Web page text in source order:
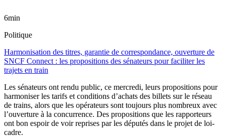
6min
Politique
Harmonisation des titres, garantie de correspondance, ouverture de
SNCF Connect : les propositions des sénateurs pour faciliter les
trajets en train
Les sénateurs ont rendu public, ce mercredi, leurs propositions pour
harmoniser les tarifs et conditions d’achats des billets sur le réseau
de trains, alors que les opérateurs sont toujours plus nombreux avec
l’ouverture à la concurrence. Des propositions que les rapporteurs
ont bon espoir de voir reprises par les députés dans le projet de loi-
cadre.